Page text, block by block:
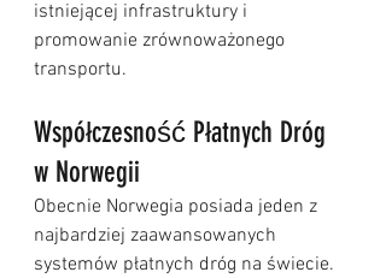
istniejącej infrastruktury i
promowanie zrównoważonego
transportu.
Współczesność Płatnych Dróg
w Norwegii
Obecnie Norwegia posiada jeden z
najbardziej zaawansowanych
systemów płatnych dróg na świecie.